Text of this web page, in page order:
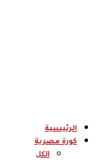
الرئيسية
كورة مصرية
الكل